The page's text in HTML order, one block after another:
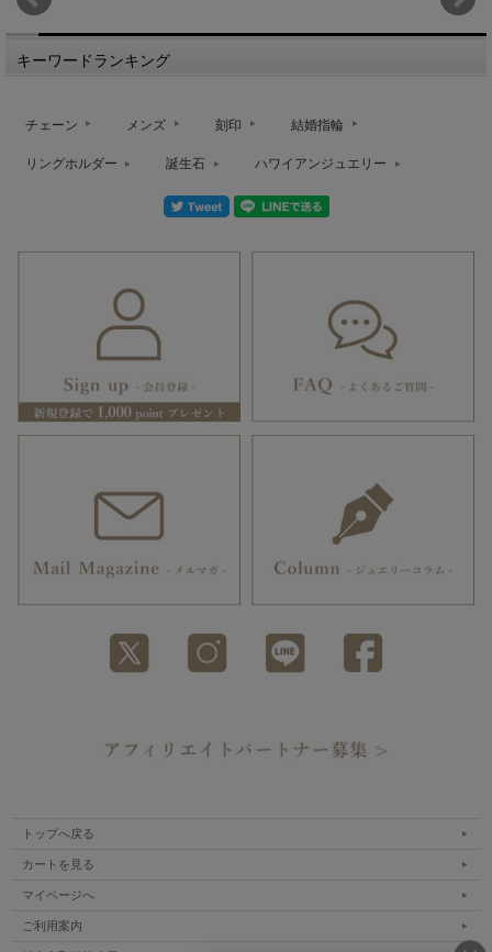
キーワードランキング
チェーン メンズ 刻印 結婚指輪
リングホルダー 誕生石 ハワイアンジュエリー
トップへ戻る
カートを見る
マイページへ
ご利用案内